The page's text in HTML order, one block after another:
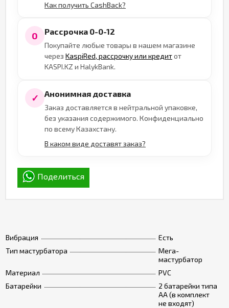
Вибрация
Есть
Тип мастурбатора
Мега-
мастурбатор
Материал
PVC
Батарейки
2 батарейки типа
АА (в комплект
не входят)
Как получить CashBack?
0 Рассрочка 0-0-12
Покупайте любые товары в нашем магазине
через KaspiRed, рассрочку или кредитот
KASPI.KZ и HalykBank.
✓ Анонимная доставка
Заказ доставляется в нейтральной упаковке,
без указания содержимого. Конфиденциально
по всему Казахстану.
В каком виде доставят заказ?
Поделиться